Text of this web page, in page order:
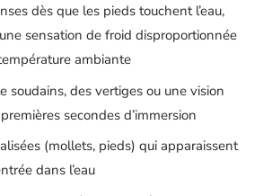
dès que les pieds touchent l’eau,
sensation de froid disproportionnée
ambiante
soudains, des vertiges ou une vision
secondes d’immersion
(mollets, pieds) qui apparaissent
dans l’eau